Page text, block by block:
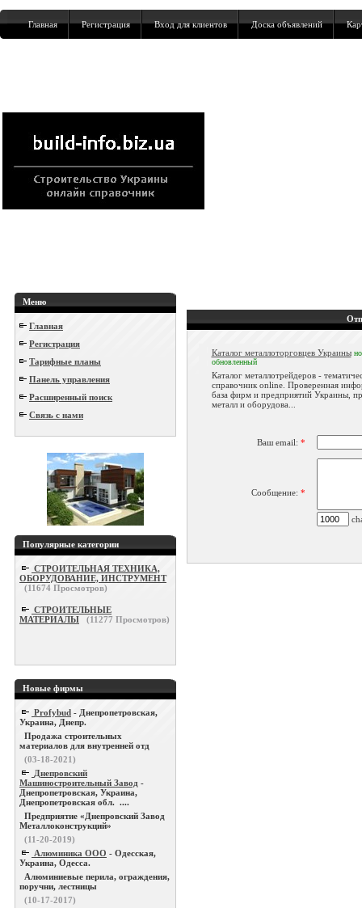
Главная Регистрация Вход для клиентов Доска объявлений
Меню
Главная
Регистрация
Тарифные планы
Панель управления
Расширенный поиск
Связь с нами
Популярные категории
СТРОИТЕЛЬНАЯ ТЕХНИКА,
ОБОРУДОВАНИЕ, ИНСТРУМЕНТ
(11674 Просмотров)
СТРОИТЕЛЬНЫЕ
МАТЕРИАЛЫ
(11277 Просмотров)
Новые фирмы
Profybud - Днепропетровская,
Украина, Днепр.
Продажа строительных
материалов для внутренней отд
(03-18-2021)
Днепровский
Машиностроительный Завод -
Днепропетровская, Украина,
Днепропетровская обл. ....
Предприятие «Днепровский Завод
Металлоконструкций»
(11-20-2019)
Алюминика ООО - Одесская,
Украина, Одесса.
Алюминиевые перила, ограждения,
поручни, лестницы
(10-17-2017)
Каталог металлоторговцев Украины
обновленный
Каталог металлотрейдеров -
справочник online. Проверенная
база фирм и предприятий Украины,
металл и оборудова...
Ваш email: *
Сообщение: *